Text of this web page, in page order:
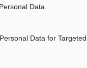
Data.
Data for Targeted
ως 29